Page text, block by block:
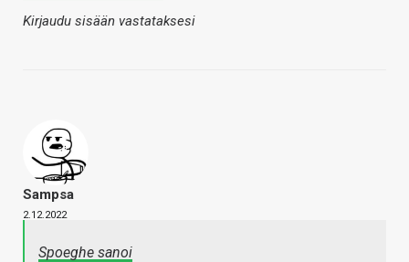
Kirjaudu sisään vastataksesi
Sampsa
2.12.2022
Spoeghe sanoi